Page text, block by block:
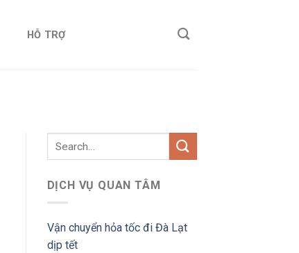
HỖ TRỢ
DỊCH VỤ QUAN TÂM
Vận chuyển hỏa tốc đi Đà Lạt
dịp tết